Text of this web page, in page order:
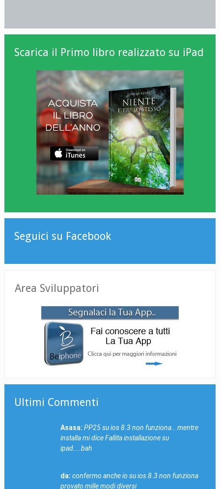
Scarica il Primo libro realizzato su iPad
Seguici su Facebook
Area Sviluppatori
Ultimi Commenti
Asasa: PP25 su ios 8.3 non funziona...mentre
installa mi dice Fallita installazione su
ipad....bah
da: confermo anche io su ios 8.3 non funziona
provato mille modi diversi